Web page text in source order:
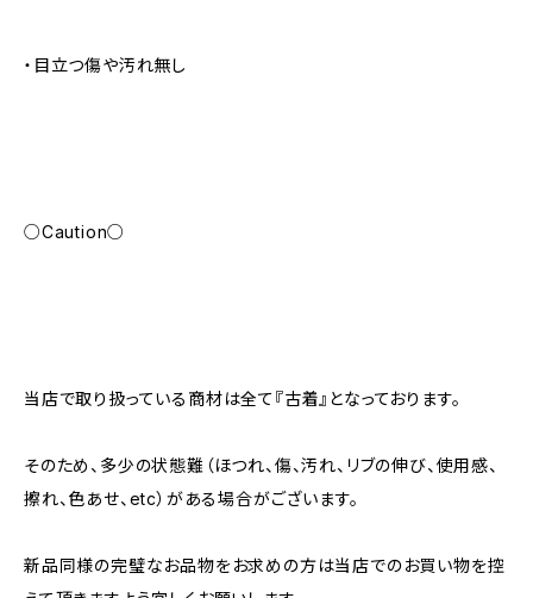
・目立つ傷や汚れ無し
○Caution○
当店で取り扱っている商材は全て『古着』となっております。
そのため、多少の状態難（ほつれ、傷、汚れ、リブの伸び、使用感、
擦れ、色あせ、etc）がある場合がございます。
新品同様の完璧なお品物をお求めの方は当店でのお買い物を控